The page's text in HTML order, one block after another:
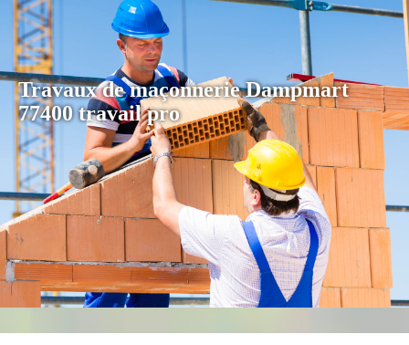
Travaux de maçonnerie Dampmart
77400 travail pro